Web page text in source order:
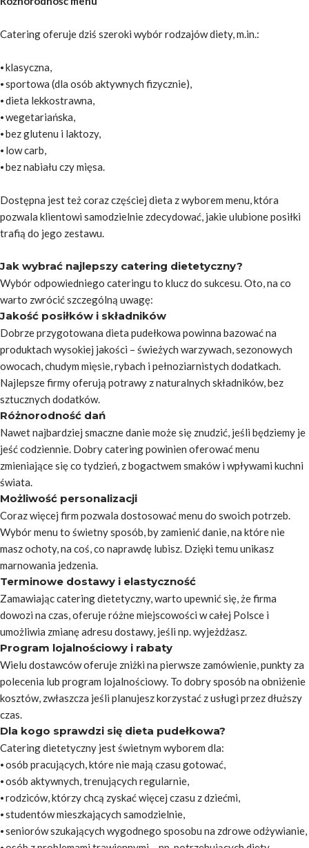
Catering oferuje dziś szeroki wybór rodzajów diety, m.in.:
⦁ klasyczna,
⦁ sportowa (dla osób aktywnych fizycznie),
⦁ dieta lekkostrawna,
⦁ wegetariańska,
⦁ bez glutenu i laktozy,
⦁ low carb,
⦁ bez nabiału czy mięsa.
Dostępna jest też coraz częściej dieta z wyborem menu, która
pozwala klientowi samodzielnie zdecydować, jakie ulubione posiłki
trafią do jego zestawu.
Jak wybrać najlepszy catering dietetyczny?
Wybór odpowiedniego cateringu to klucz do sukcesu. Oto, na co
warto zwrócić szczególną uwagę:
Jakość posiłków i składników
Dobrze przygotowana dieta pudełkowa powinna bazować na
produktach wysokiej jakości – świeżych warzywach, sezonowych
owocach, chudym mięsie, rybach i pełnoziarnistych dodatkach.
Najlepsze firmy oferują potrawy z naturalnych składników, bez
sztucznych dodatków.
Różnorodność dań
Nawet najbardziej smaczne danie może się znudzić, jeśli będziemy je
jeść codziennie. Dobry catering powinien oferować menu
zmieniające się co tydzień, z bogactwem smaków i wpływami kuchni
świata.
Możliwość personalizacji
Coraz więcej firm pozwala dostosować menu do swoich potrzeb.
Wybór menu to świetny sposób, by zamienić danie, na które nie
masz ochoty, na coś, co naprawdę lubisz. Dzięki temu unikasz
marnowania jedzenia.
Terminowe dostawy i elastyczność
Zamawiając catering dietetyczny, warto upewnić się, że firma
dowozi na czas, oferuje różne miejscowości w całej Polsce i
umożliwia zmianę adresu dostawy, jeśli np. wyjeżdżasz.
Program lojalnościowy i rabaty
Wielu dostawców oferuje zniżki na pierwsze zamówienie, punkty za
polecenia lub program lojalnościowy. To dobry sposób na obniżenie
kosztów, zwłaszcza jeśli planujesz korzystać z usługi przez dłuższy
czas.
Dla kogo sprawdzi się dieta pudełkowa?
Catering dietetyczny jest świetnym wyborem dla:
⦁ osób pracujących, które nie mają czasu gotować,
⦁ osób aktywnych, trenujących regularnie,
⦁ rodziców, którzy chcą zyskać więcej czasu z dziećmi,
⦁ studentów mieszkających samodzielnie,
⦁ seniorów szukających wygodnego sposobu na zdrowe odżywianie,